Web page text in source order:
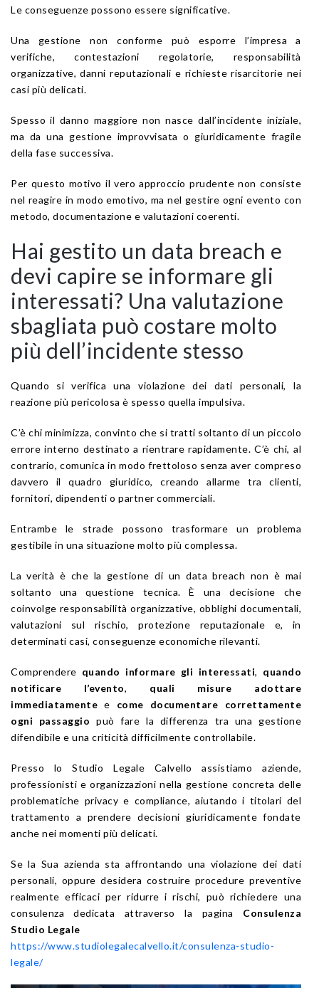
Le conseguenze possono essere significative.
Una gestione non conforme può esporre l’impresa a
verifiche, contestazioni regolatorie, responsabilità
organizzative, danni reputazionali e richieste risarcitorie nei
casi più delicati.
Spesso il danno maggiore non nasce dall’incidente iniziale,
ma da una gestione improvvisata o giuridicamente fragile
della fase successiva.
Per questo motivo il vero approccio prudente non consiste
nel reagire in modo emotivo, ma nel gestire ogni evento con
metodo, documentazione e valutazioni coerenti.
Hai gestito un data breach e
devi capire se informare gli
interessati? Una valutazione
sbagliata può costare molto
più dell’incidente stesso
Quando si verifica una violazione dei dati personali, la
reazione più pericolosa è spesso quella impulsiva.
C’è chi minimizza, convinto che si tratti soltanto di un piccolo
errore interno destinato a rientrare rapidamente. C’è chi, al
contrario, comunica in modo frettoloso senza aver compreso
davvero il quadro giuridico, creando allarme tra clienti,
fornitori, dipendenti o partner commerciali.
Entrambe le strade possono trasformare un problema
gestibile in una situazione molto più complessa.
La verità è che la gestione di un data breach non è mai
soltanto una questione tecnica. È una decisione che
coinvolge responsabilità organizzative, obblighi documentali,
valutazioni sul rischio, protezione reputazionale e, in
determinati casi, conseguenze economiche rilevanti.
Comprendere quando informare gli interessati, quando
notificare l’evento, quali misure adottare
immediatamente e come documentare correttamente
ogni passaggio può fare la differenza tra una gestione
difendibile e una criticità difficilmente controllabile.
Presso lo Studio Legale Calvello assistiamo aziende,
professionisti e organizzazioni nella gestione concreta delle
problematiche privacy e compliance, aiutando i titolari del
trattamento a prendere decisioni giuridicamente fondate
anche nei momenti più delicati.
Se la Sua azienda sta affrontando una violazione dei dati
personali, oppure desidera costruire procedure preventive
realmente efficaci per ridurre i rischi, può richiedere una
consulenza dedicata attraverso la pagina Consulenza
Studio Legale
https://www.studiolegalecalvello.it/consulenza-studio-
legale/